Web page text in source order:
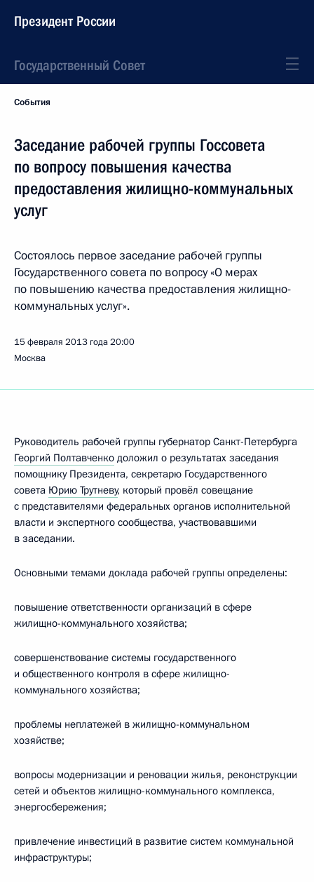
Президент России
Государственный Совет
События
Заседание рабочей группы Госсовета
по вопросу повышения качества
предоставления жилищно-коммунальных
услуг
Состоялось первое заседание рабочей группы
Государственного совета по вопросу «О мерах
по повышению качества предоставления жилищно-
коммунальных услуг».
15 февраля 2013 года20:00
Москва
Руководитель рабочей группы губернатор Санкт-Петербурга
Георгий Полтавченко доложил о результатах заседания
помощнику Президента, секретарю Государственного
совета Юрию Трутневу, который провёл совещание
с представителями федеральных органов исполнительной
власти и экспертного сообщества, участвовавшими
в заседании.
Основными темами доклада рабочей группы определены:
повышение ответственности организаций в сфере
жилищно-коммунального хозяйства;
совершенствование системы государственного
и общественного контроля в сфере жилищно-
коммунального хозяйства;
проблемы неплатежей в жилищно-коммунальном
хозяйстве;
вопросы модернизации и реновации жилья, реконструкции
сетей и объектов жилищно-коммунального комплекса,
энергосбережения;
привлечение инвестиций в развитие систем коммунальной
инфраструктуры;